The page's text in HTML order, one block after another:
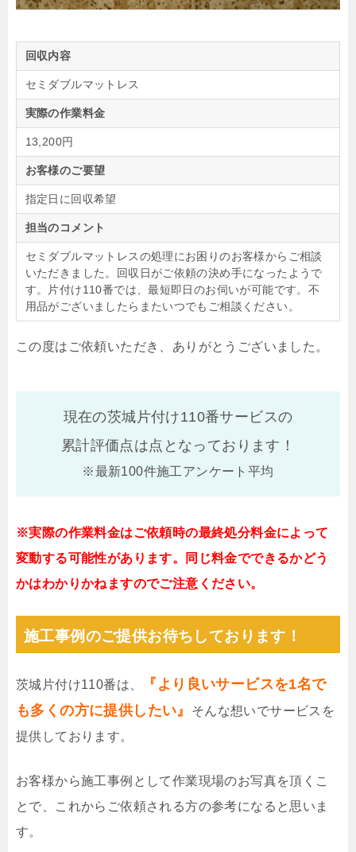
回収内容
セミダブルマットレス
実際の作業料金
13,200円
お客様のご要望
指定日に回収希望
担当のコメント
セミダブルマットレスの処理にお困りのお客様からご相談
いただきました。回収日がご依頼の決め手になったようで
す。片付け110番では、最短即日のお伺いが可能です。不
用品がございましたらまたいつでもご相談ください。
この度はご依頼いただき、ありがとうございました。
現在の茨城片付け110番サービスの
累計評価点は点となっております！
※最新100件施工アンケート平均
※実際の作業料金はご依頼時の最終処分料金によって
変動する可能性があります。同じ料金でできるかどう
かはわかりかねますのでご注意ください。
施工事例のご提供お待ちしております！
茨城片付け110番は、
『より良いサービスを1名で
も多くの方に提供したい』
そんな想いでサービスを
提供しております。
お客様から施工事例として作業現場のお写真を頂くこ
とで、これからご依頼される方の参考になると思いま
す。